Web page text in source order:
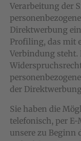
Verarbeitung der
Direktwerbung
Profiling, das mit
Verbindung steht.
der
Sie haben die
telefonisch, per
unsere zu Beginn